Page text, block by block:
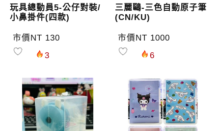
玩具總動員5-公仔對裝/
小鼻掛件(四款)
市價NT 130
3
三麗鷗-三色自動原子筆
(CN/KU)
市價NT 1000
6